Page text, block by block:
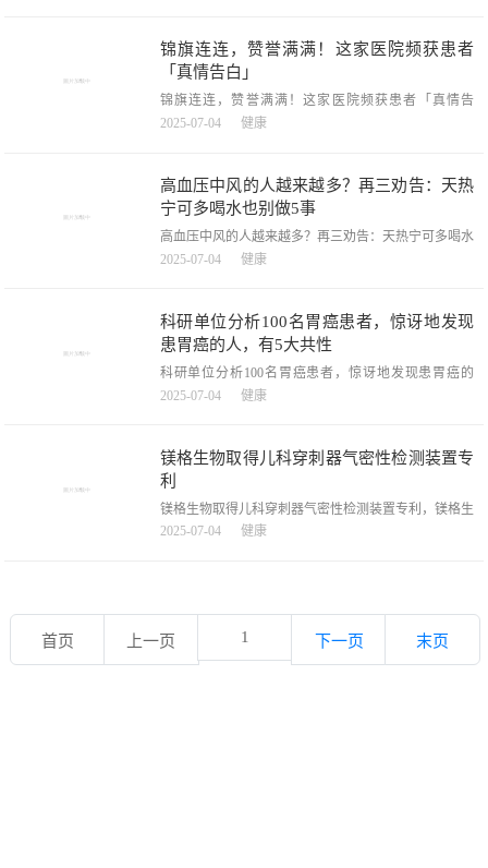
半年实现净利润3亿元至3.3亿元，同比增长32.06%～
45.27%；扣除非经常性损益
锦旗连连，赞誉满满！这家医院频获患者
「真情告白」
锦旗连连，赞誉满满！这家医院频获患者「真情告
白」，锦旗连连，赞誉满满！这家医院频获患者「真情
龄骨折患者成功接受髋关节置换术后重获行动能力的真
实故事，也展现了郴州市第一人民医院医护团队在高龄
疑
2025-07-04 健康
高血压中风的人越来越多？再三劝告：天热
宁可多喝水也别做5事
高血压中风的人越来越多？再三劝告：天热宁可多喝水
也别做5事，高血压中风的人越来越多？再三劝告：天
全网首发72小时，文末已标注文献来源及截图，文章不
含任何虚构情节和「艺术加工」，无任何虚构对话，本
文不含
2025-07-04 健康
科研单位分析100名胃癌患者，惊讶地发现
患胃癌的人，有5大共性
科研单位分析100名胃癌患者，惊讶地发现患胃癌的
人，有5大共性，科研单位分析100名胃癌患者，惊讶地
学研究单位做过研究。中华医学会肿瘤学分会的工作人
员仔仔细细地看了100位患胃癌病人的情况，结果发现
患胃癌
2025-07-04 健康
镁格生物取得儿科穿刺器气密性检测装置专
利
镁格生物取得儿科穿刺器气密性检测装置专利，镁格生
物取得儿科穿刺器气密性检测装置专利，金融界2025年
2025-07-04 健康
首页 上一页 1 下一页 末页